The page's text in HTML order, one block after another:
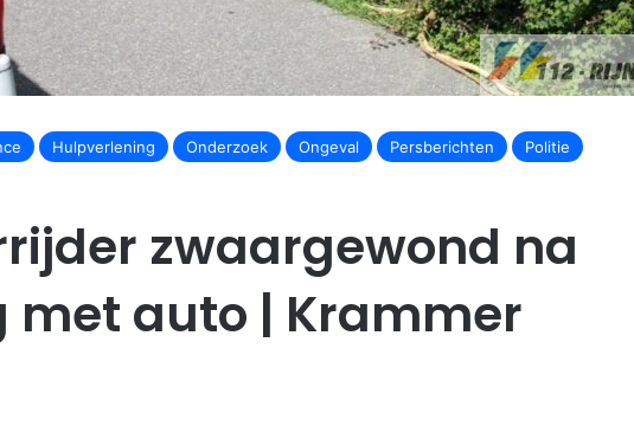
Hulpverlening Onderzoek Ongeval Persberichten
Politie
zwaargewond na
met auto | Krammer